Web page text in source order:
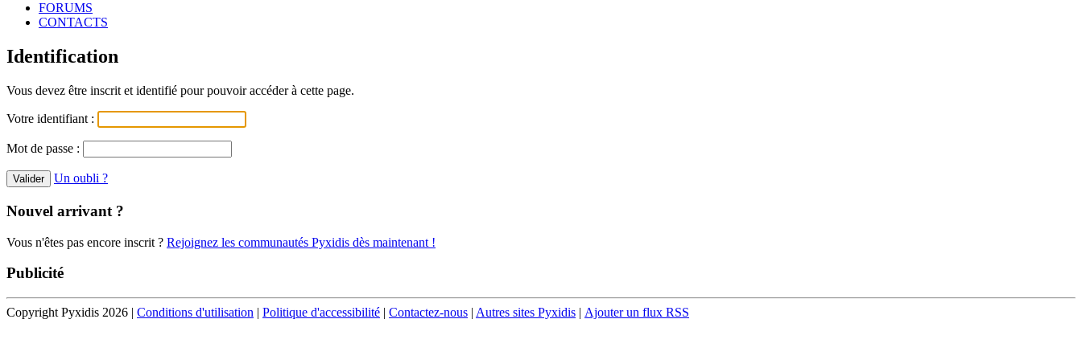
FORUMS
CONTACTS
Identification
Vous devez être inscrit et identifié pour pouvoir accéder à cette page.
Votre identifiant :
Mot de passe :
Un oubli ?
Nouvel arrivant ?
Vous n'êtes pas encore inscrit ? Rejoignez les communautés Pyxidis dès maintenant !
Publicité
Copyright Pyxidis 2026 | Conditions d'utilisation | Politique d'accessibilité | Contactez-nous | Autres sites Pyxidis | Ajouter un flux RSS